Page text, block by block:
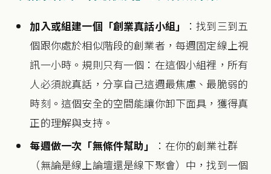
加入或組建一個「創業真話小組」
：找到三到五
個跟你處於相似階段的創業者，每週固定線上視
訊一小時。規則只有一個：在這個小組裡，所有
人必須說真話，分享自己這週最焦慮、最脆弱的
時刻。這個安全的空間能讓你卸下面具，獲得真
正的理解與支持。
每週做一次「無條件幫助」
：在你的創業社群
（無論是線上論壇還是線下聚會）中，找到一個